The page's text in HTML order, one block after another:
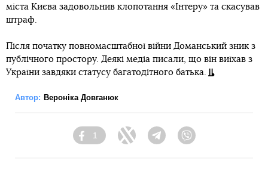
міста Києва задовольнив клопотання «Інтеру» та скасував
штраф.
Після початку повномасштабної війни Доманський зник з
публічного простору. Деякі медіа писали, що він виїхав з
України завдяки статусу багатодітного батька.
Автор: Вероніка Довганюк
Facebook
1
Twitter Telegram